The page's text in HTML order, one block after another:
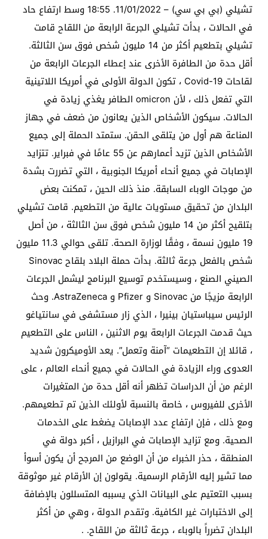
تشيلي (بي بي سي) – 11/01/2022. 18:55 وسط ارتفاع حاد
في الحالات ، بدأت تشيلي الجرعة الرابعة من اللقاح قامت
تشيلي بتطعيم أكثر من 14 مليون شخص فوق سن الثالثة.
أقل حدة من الطافرة الأخرى عند إعطاء الجرعات الرابعة من
لقاحات Covid-19 ، تكون الدولة الأولى في أمريكا اللاتينية
التي تفعل ذلك ، لأن omicron الطافر يغذي زيادة في
الحالات. سيكون الأشخاص الذين يعانون من ضعف في جهاز
المناعة هم أول من يتلقى الحقن. ستمتد الحملة إلى جميع
الأشخاص الذين تزيد أعمارهم عن 55 عامًا في فبراير. تتزايد
الإصابات في جميع أنحاء أمريكا الجنوبية ، التي تضررت بشدة
من موجات الوباء السابقة. منذ ذلك الحين ، تمكنت بعض
البلدان من تحقيق مستويات عالية من التطعيم. قامت تشيلي
بتلقيح أكثر من 14 مليون شخص فوق سن الثالثة ، من أصل
19 مليون نسمة ، وفقًا لوزارة الصحة. تلقى حوالي 11.3 مليون
شخص بالفعل جرعة ثالثة. بدأت حملة البلاد بلقاح Sinovac
الصيني الصنع ، وسيستخدم توسيع البرنامج ليشمل الجرعات
الرابعة مزيجًا من Sinovac و Pfizer و AstraZeneca. وحث
الرئيس سيباستيان بينيرا ، الذي زار مستشفى في سانتياغو
حيث قدمت الجرعات الرابعة يوم الاثنين ، الناس على التطعيم
، قائلا إن التطعيمات “آمنة وتعمل”. يعد الأوميكرون شديد
العدوى وراء الزيادة في الحالات في جميع أنحاء العالم ، على
الرغم من أن الدراسات تظهر أنه أقل حدة من المتغيرات
الأخرى للفيروس ، خاصة بالنسبة لأولئك الذين تم تطعيمهم.
ومع ذلك ، فإن ارتفاع عدد الإصابات يضغط على الخدمات
الصحية. ومع تزايد الإصابات في البرازيل ، أكبر دولة في
المنطقة ، حذر الخبراء من أن الوضع من المرجح أن يكون أسوأ
مما تشير إليه الأرقام الرسمية. يقولون إن الأرقام غير موثوقة
بسبب التعتيم على البيانات الذي يسببه المتسللون بالإضافة
إلى الاختبارات غير الكافية. وتقدم الدولة ، وهي من أكثر
البلدان تضرراً بالوباء ، جرعة ثالثة من اللقاح. .